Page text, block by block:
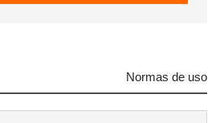
Normas de uso